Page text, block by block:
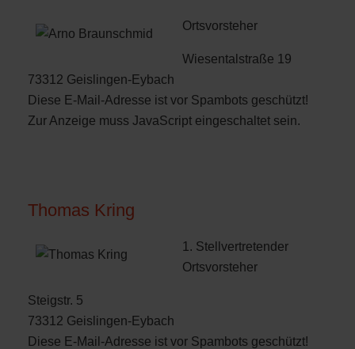
Ortsvorsteher
Wiesentalstraße 19
73312 Geislingen-Eybach
Diese E-Mail-Adresse ist vor Spambots geschützt!
Zur Anzeige muss JavaScript eingeschaltet sein.
Thomas Kring
1. Stellvertretender
Ortsvorsteher
Steigstr. 5
73312 Geislingen-Eybach
Diese E-Mail-Adresse ist vor Spambots geschützt!